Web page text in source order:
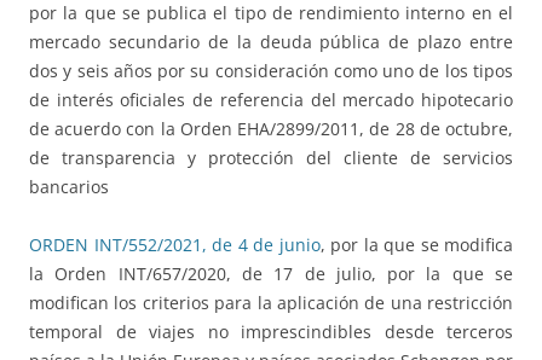
por la que se publica el tipo de rendimiento interno en el
mercado secundario de la deuda pública de plazo entre
dos y seis años por su consideración como uno de los tipos
de interés oficiales de referencia del mercado hipotecario
de acuerdo con la Orden EHA/2899/2011, de 28 de octubre,
de transparencia y protección del cliente de servicios
bancarios
ORDEN INT/552/2021, de 4 de junio, por la que se modifica
la Orden INT/657/2020, de 17 de julio, por la que se
modifican los criterios para la aplicación de una restricción
temporal de viajes no imprescindibles desde terceros